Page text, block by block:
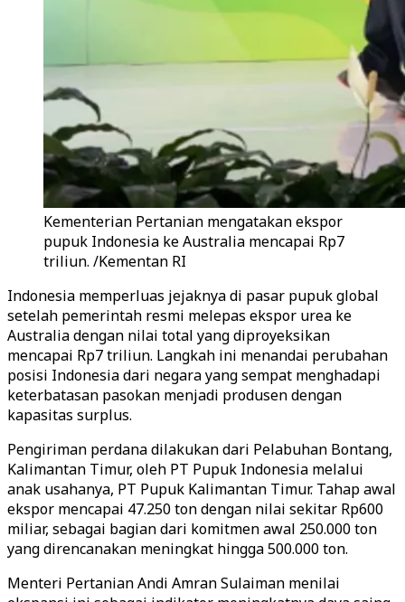
Kementerian Pertanian mengatakan ekspor
pupuk Indonesia ke Australia mencapai Rp7
triliun. /Kementan RI
Indonesia memperluas jejaknya di pasar pupuk global
setelah pemerintah resmi melepas ekspor urea ke
Australia dengan nilai total yang diproyeksikan
mencapai Rp7 triliun. Langkah ini menandai perubahan
posisi Indonesia dari negara yang sempat menghadapi
keterbatasan pasokan menjadi produsen dengan
kapasitas surplus.
Pengiriman perdana dilakukan dari Pelabuhan Bontang,
Kalimantan Timur, oleh PT Pupuk Indonesia melalui
anak usahanya, PT Pupuk Kalimantan Timur. Tahap awal
ekspor mencapai 47.250 ton dengan nilai sekitar Rp600
miliar, sebagai bagian dari komitmen awal 250.000 ton
yang direncanakan meningkat hingga 500.000 ton.
Menteri Pertanian Andi Amran Sulaiman menilai